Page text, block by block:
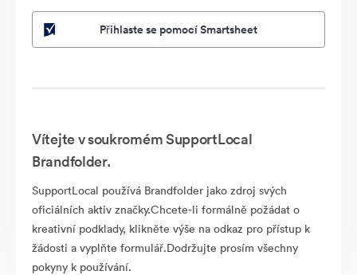
Přihlaste se pomocí Smartsheet
Vítejte v soukromém SupportLocal
Brandfolder.
SupportLocal používá Brandfolder jako zdroj svých
oficiálních aktiv značky.Chcete-li formálně požádat o
kreativní podklady, klikněte výše na odkaz pro přístup k
žádosti a vyplňte formulář.Dodržujte prosím všechny
pokyny k používání.